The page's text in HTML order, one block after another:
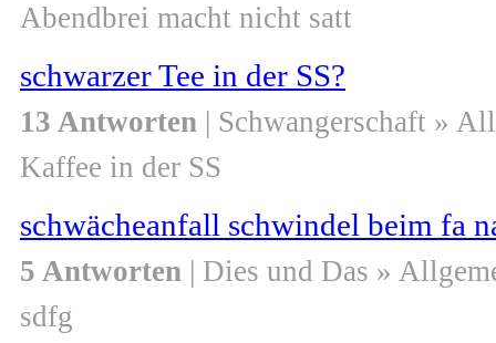
Abendbrei macht nicht satt
schwarzer Tee in der SS?
13 Antworten | Schwangerschaft »
Kaffee in der SS
schwächeanfall schwindel beim fa
5 Antworten | Dies und Das »
sdfg